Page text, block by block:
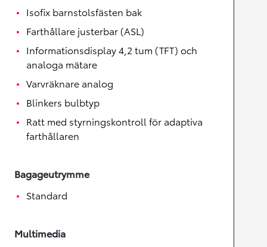
Isofix barnstolsfästen bak
Farthållare justerbar (ASL)
Informationsdisplay 4,2 tum (TFT) och
analoga mätare
Varvräknare analog
Blinkers bulbtyp
Ratt med styrningskontroll för adaptiva
farthållaren
Bagageutrymme
Standard
Multimedia